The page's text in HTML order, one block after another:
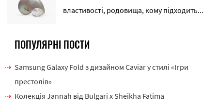
властивості, родовища, кому підходить...
ПОПУЛЯРНІ ПОСТИ
Samsung Galaxy Fold з дизайном Caviar у стилі «Ігри
престолів»
Колекція Jannah від Bulgari x Sheikha Fatima